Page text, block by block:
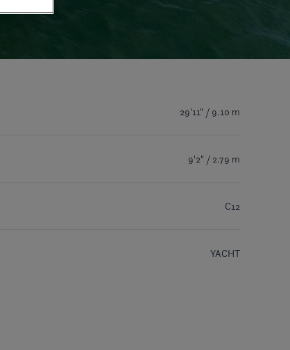
29'11" / 9.10 m
9'2" / 2.79 m
C12
YACHT